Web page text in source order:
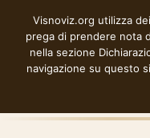
contenuto
Visnoviz.org utilizza
prega di prendere nota
nella sezione
navigazione su questo